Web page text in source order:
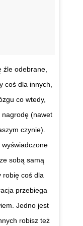
źle odebrane,
coś dla innych,
co wtedy,
nagrodę (nawet
czynie).
wyświadczone
sobą samą
robię coś dla
przebiega
Jedno jest
robisz też